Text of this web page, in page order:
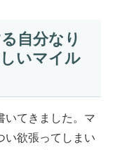
自分なり
いマイル
いてきました。マ
い欲張ってしまい